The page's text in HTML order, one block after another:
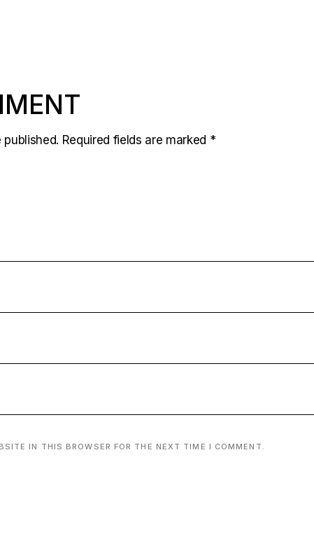
published. Required fields are marked *
IN THIS BROWSER FOR THE NEXT TIME I COMMENT.